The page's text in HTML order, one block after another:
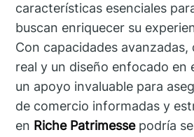
características esenciales
buscan enriquecer su
Con capacidades
real y un diseño enfocado en
un apoyo invaluable para
de comercio informadas y
en Riche Patrimessepodría